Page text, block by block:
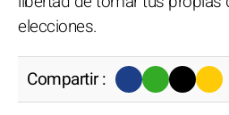
elecciones.
Compartir :